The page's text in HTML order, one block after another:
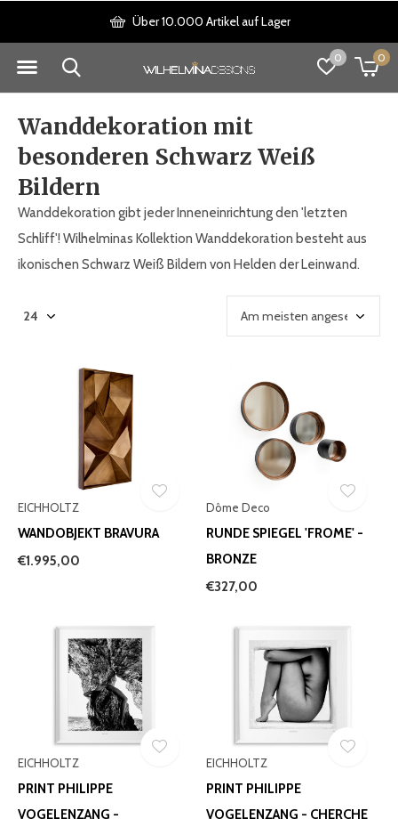
0 0
Über 10.000 Artikel auf Lager
Wanddekoration mit
besonderen Schwarz Weiß
Bildern
Wanddekoration gibt jeder Inneneinrichtung den 'letzten
Schliff'! Wilhelminas Kollektion Wanddekoration besteht aus
ikonischen Schwarz Weiß Bildern von Helden der Leinwand.
EICHHOLTZ
WANDOBJEKT BRAVURA
€1.995,00
Dôme Deco
RUNDE SPIEGEL 'FROME' -
BRONZE
€327,00
EICHHOLTZ
PRINT PHILIPPE
VOGELENZANG -
EICHHOLTZ
PRINT PHILIPPE
VOGELENZANG - CHERCHE